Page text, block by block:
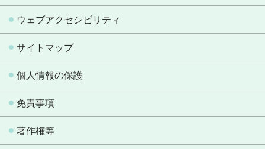
ウェブアクセシビリティ
サイトマップ
個人情報の保護
免責事項
著作権等